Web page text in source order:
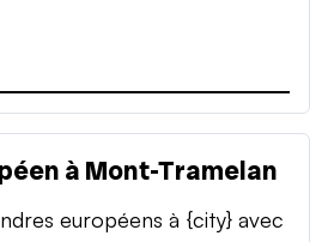
à Mont-Tramelan
européens à {city} avec